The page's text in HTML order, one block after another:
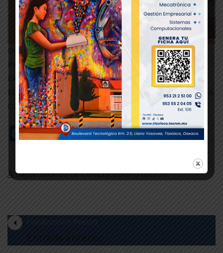
Departamento de Comunicación y Difusión.
Instituto Tecnológico de Tlaxiaco
EXCELENCIA EN EDUCACIÓN TECNOLÓGICA®
EDUCACIÓN, CIENCIA Y TECNOLOGÍA, PROGRESO, DÍA
CON DÍA
Facebook
Twitter
WhatsApp
Departamento de Comunicación y Difusión
Publicación Previa
Entrada anterior